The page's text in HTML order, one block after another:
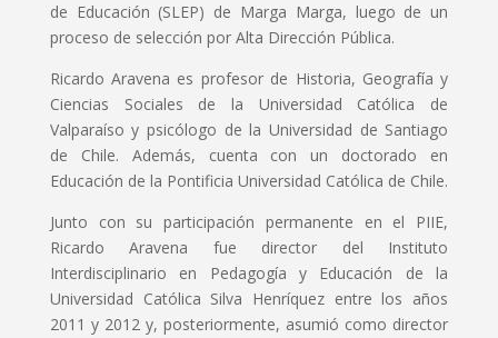
de Educación (SLEP) de Marga Marga, luego de un
proceso de selección por Alta Dirección Pública.
Ricardo Aravena es profesor de Historia, Geografía y
Ciencias Sociales de la Universidad Católica de
Valparaíso y psicólogo de la Universidad de Santiago
de Chile. Además, cuenta con un doctorado en
Educación de la Pontificia Universidad Católica de Chile.
Junto con su participación permanente en el PIIE,
Ricardo Aravena fue director del Instituto
Interdisciplinario en Pedagogía y Educación de la
Universidad Católica Silva Henríquez entre los años
2011 y 2012 y, posteriormente, asumió como director